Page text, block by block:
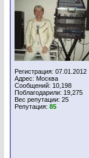
Регистрация: 07.01.2012
Адрес: Москва
Сообщений: 10,198
Поблагодарили: 19,275
Вес репутации: 25
Репутация: 85